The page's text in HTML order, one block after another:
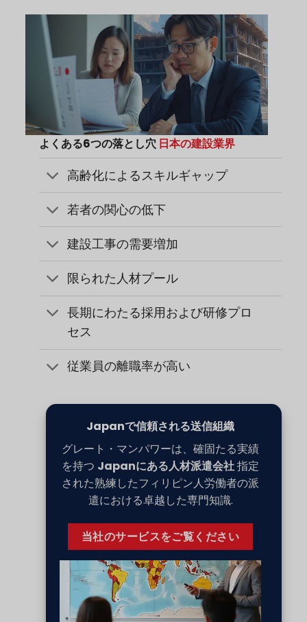
よくある6つの落とし穴 日本の建設業界
高齢化によるスキルギャップ
若者の関心の低下
建設工事の需要増加
限られた人材プール
長期にわたる採用および研修プロ
セス
従業員の離職率が高い
Japanで信頼される送信組織
グレート・マンパワーは、確固たる実績
を持つ Japanにある人材派遣会社指定
された熟練したフィリピン人労働者の派
遣における卓越した専門知識.
当社のサービスをご覧ください